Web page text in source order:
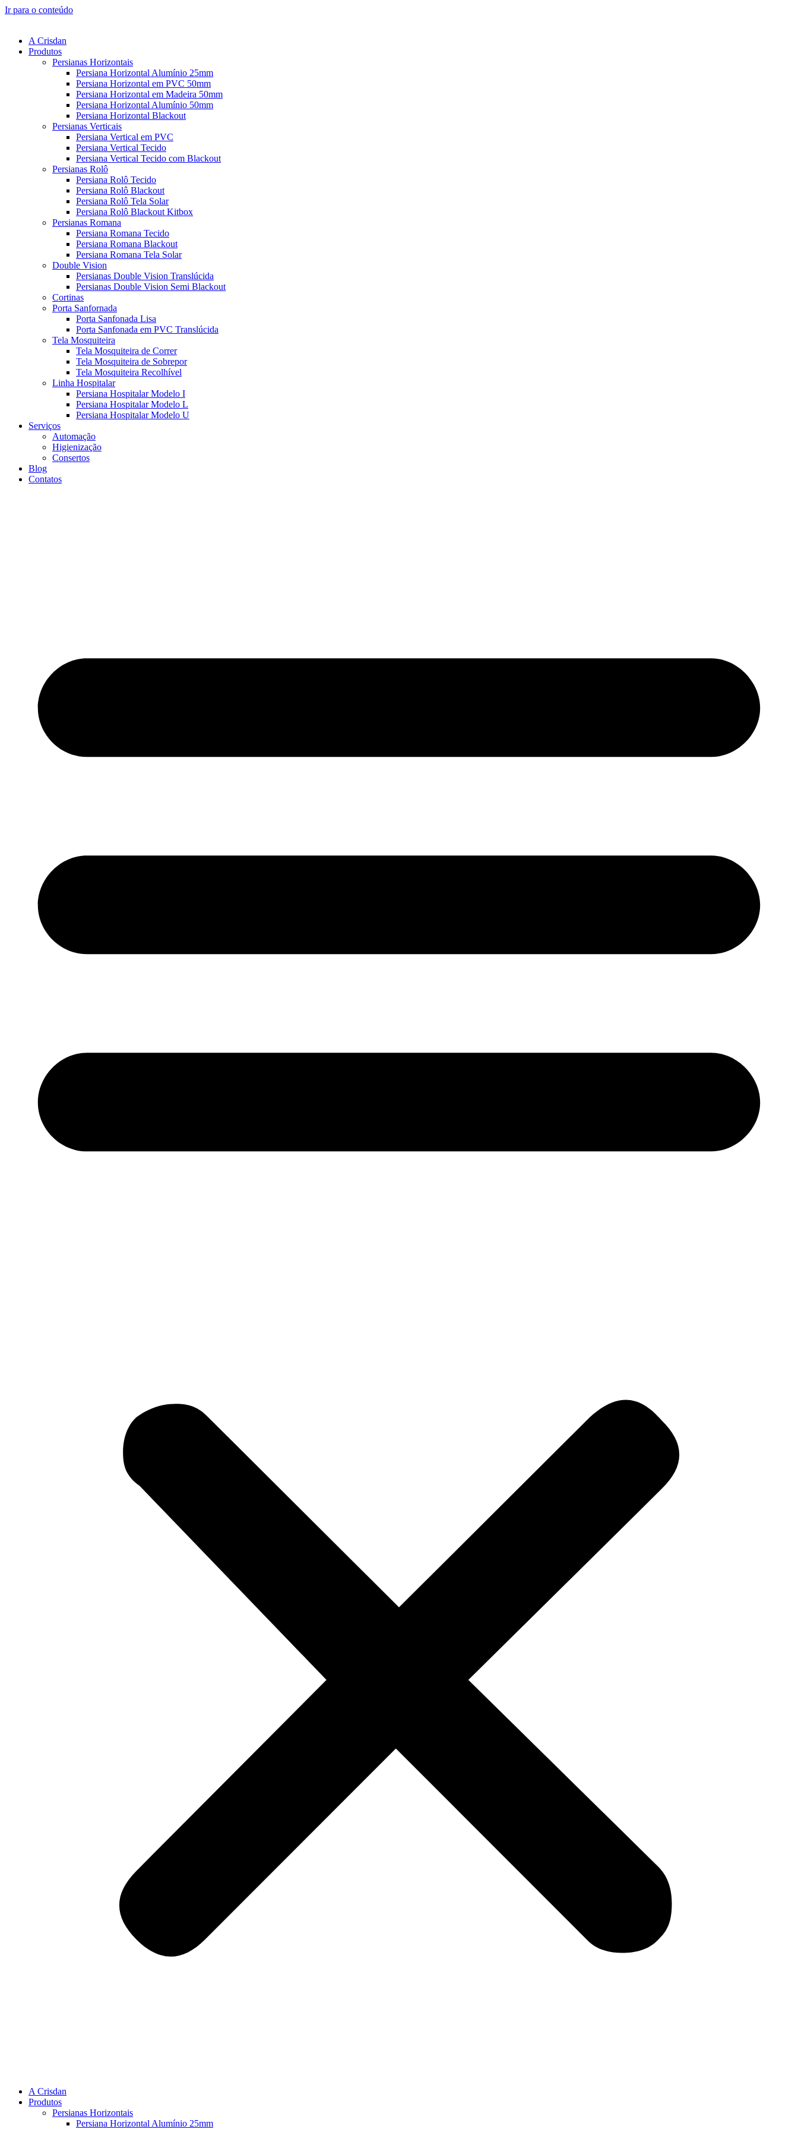
Ir para o conteúdo
A Crisdan
Produtos
Persianas Horizontais
Persiana Horizontal Alumínio 25mm
Persiana Horizontal em PVC 50mm
Persiana Horizontal em Madeira 50mm
Persiana Horizontal Alumínio 50mm
Persiana Horizontal Blackout
Persianas Verticais
Persiana Vertical em PVC
Persiana Vertical Tecido
Persiana Vertical Tecido com Blackout
Persianas Rolô
Persiana Rolô Tecido
Persiana Rolô Blackout
Persiana Rolô Tela Solar
Persiana Rolô Blackout Kitbox
Persianas Romana
Persiana Romana Tecido
Persiana Romana Blackout
Persiana Romana Tela Solar
Double Vision
Persianas Double Vision Translúcida
Persianas Double Vision Semi Blackout
Cortinas
Porta Sanfornada
Porta Sanfonada Lisa
Porta Sanfonada em PVC Translúcida
Tela Mosquiteira
Tela Mosquiteira de Correr
Tela Mosquiteira de Sobrepor
Tela Mosquiteira Recolhível
Linha Hospitalar
Persiana Hospitalar Modelo I
Persiana Hospitalar Modelo L
Persiana Hospitalar Modelo U
Serviços
Automação
Higienização
Consertos
Blog
Contatos
A Crisdan
Produtos
Persianas Horizontais
Persiana Horizontal Alumínio 25mm